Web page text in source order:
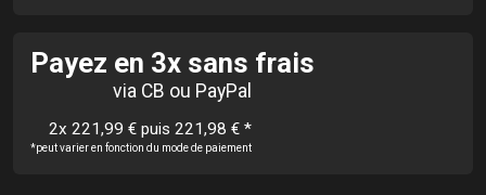
Payez en 3x sans frais
via CB ou PayPal
2x 221,99 € puis 221,98 € *
*peut varier en fonction du mode de paiement